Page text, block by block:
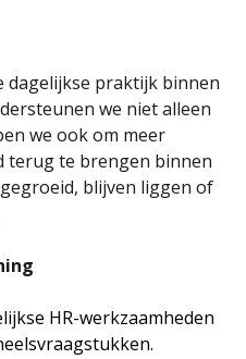
dagelijkse praktijk binnen
we niet alleen
we ook om meer
terug te brengen binnen
blijven liggen of
HR-werkzaamheden